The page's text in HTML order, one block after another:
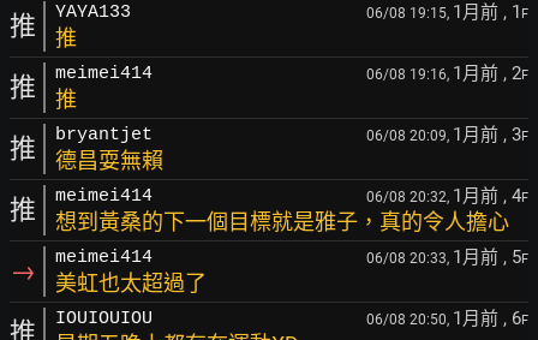
推 YAYA133 06/08 19:15, 1月前 , 1 F
推
推 meimei414 06/08 19:16, 1月前 , 2F
推
推 bryantjet 06/08 20:09, 1月前 , 3F
德昌耍無賴
推 meimei414 06/08 20:32, 1月前 , 4F
想到黃桑的下一個目標就是雅子，真的令人擔心
→ meimei414 06/08 20:33, 1月前 , 5F
美虹也太超過了
推 IOUIOUIOU 06/08 20:50, 1月前 , 6F